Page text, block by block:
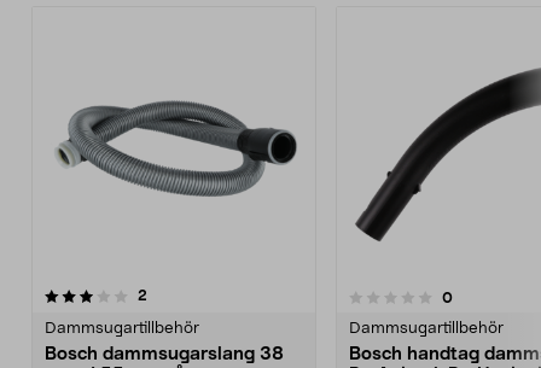
2
Dammsugartillbehör
Bosch dammsugarslang 38
0.0 av 5 stjärnor 0recensioner
Dammsugartillbehör
Bosch handtag
5.0av 5 stjärnor